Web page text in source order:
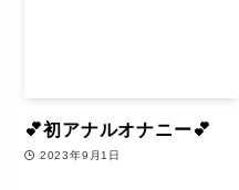
💕初アナルオナニー💕
2023年9月1日